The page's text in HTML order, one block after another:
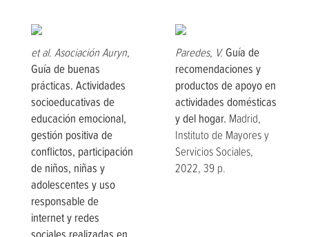
et al. Asociación Auryn,
Guía de buenas
prácticas. Actividades
socioeducativas de
educación emocional,
gestión positiva de
conflictos, participación
de niños, niñas y
adolescentes y uso
responsable de
internet y redes
Paredes, V.Guía de
recomendaciones y
productos de apoyo en
actividades domésticas
y del hogar. Madrid,
Instituto de Mayores y
Servicios Sociales,
2022, 39 p.